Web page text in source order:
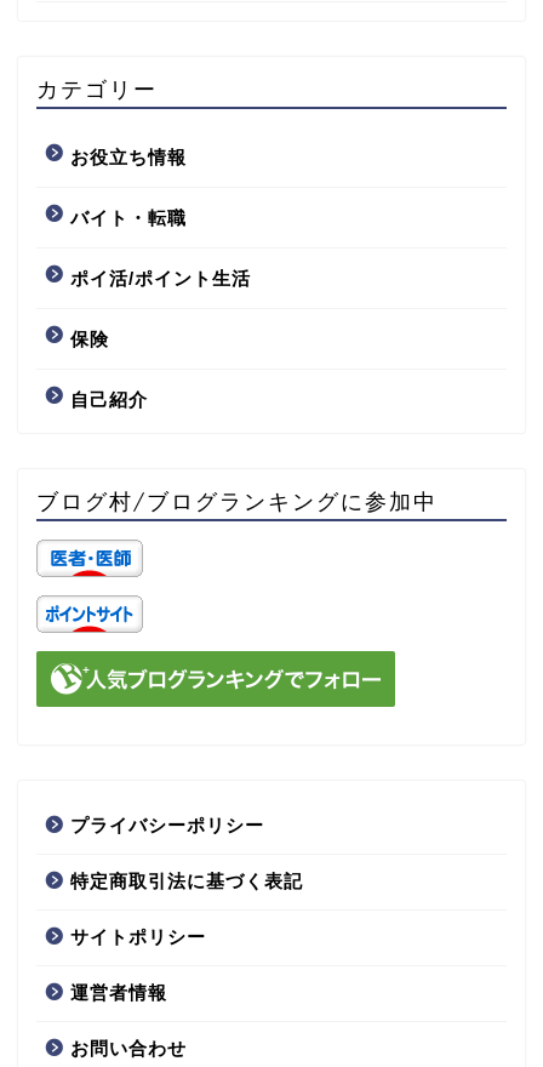
カテゴリー
お役立ち情報
バイト・転職
ポイ活/ポイント生活
保険
自己紹介
ブログ村/ブログランキングに参加中
プライバシーポリシー
特定商取引法に基づく表記
サイトポリシー
運営者情報
お問い合わせ